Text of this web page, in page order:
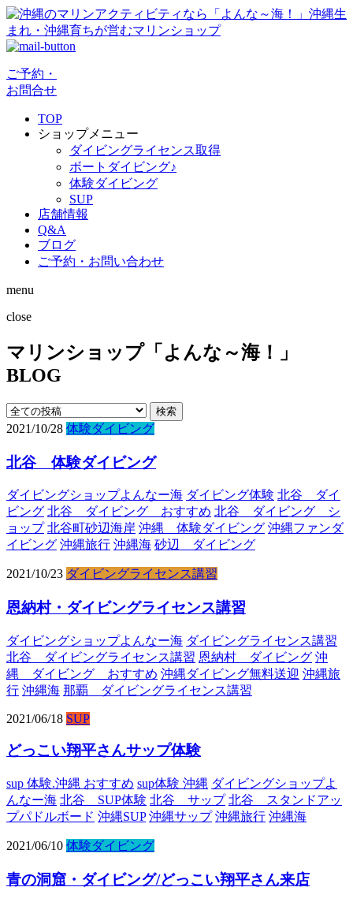
ご予約・
お問合せ
TOP
ショップメニュー
ダイビングライセンス取得
ボートダイビング♪
体験ダイビング
SUP
店舗情報
Q&A
ブログ
ご予約・お問い合わせ
menu
close
マリンショップ「よんな～海！」
BLOG
2021/10/28 体験ダイビング
北谷 体験ダイビング
ダイビングショップよんなー海 ダイビング体験 北谷 ダイ
ビング 北谷 ダイビング おすすめ 北谷 ダイビング シ
ョップ 北谷町砂辺海岸 沖縄 体験ダイビング 沖縄ファンダ
イビング 沖縄旅行 沖縄海 砂辺 ダイビング
2021/10/23 ダイビングライセンス講習
恩納村・ダイビングライセンス講習
ダイビングショップよんなー海 ダイビングライセンス講習
北谷 ダイビングライセンス講習 恩納村 ダイビング 沖
縄 ダイビング おすすめ 沖縄ダイビング無料送迎 沖縄旅
行 沖縄海 那覇 ダイビングライセンス講習
2021/06/18 SUP
どっこい翔平さんサップ体験
sup 体験.沖縄 おすすめ sup体験 沖縄 ダイビングショップよ
んなー海 北谷 SUP体験 北谷 サップ 北谷 スタンドアッ
プパドルボード 沖縄SUP 沖縄サップ 沖縄旅行 沖縄海
2021/06/10 体験ダイビング
青の洞窟・ダイビング/どっこい翔平さん来店